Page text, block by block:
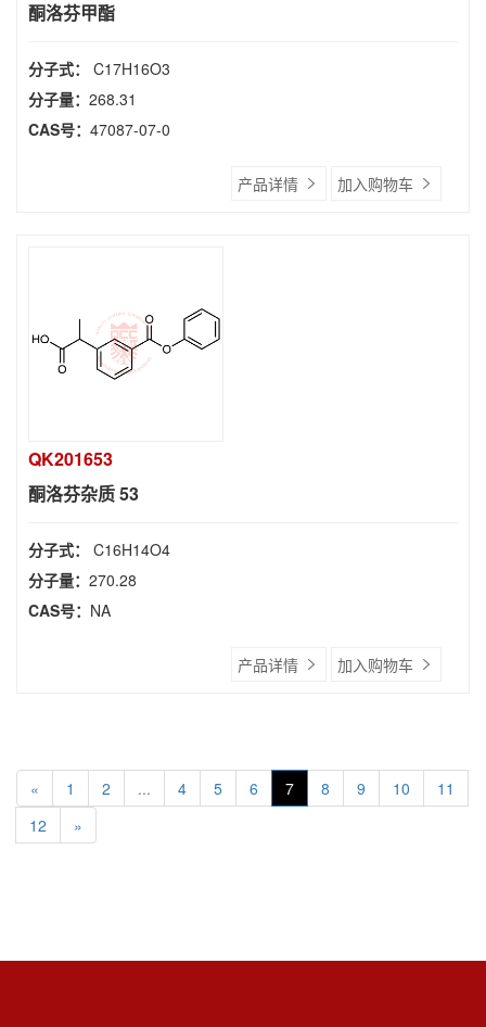
酮洛芬甲酯
分子式： C17H16O3
分子量： 268.31
CAS号： 47087-07-0
产品详情 加入购物车
QK201653
酮洛芬杂质 53
分子式： C16H14O4
分子量： 270.28
CAS号： NA
产品详情 加入购物车
« 1 2 ... 4 5 6 7 8 9 10
11
12
»